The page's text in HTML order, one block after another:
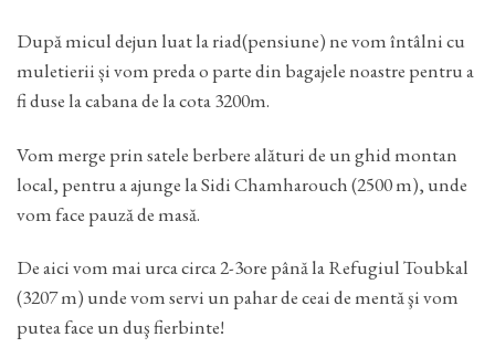
După micul dejun luat la riad(pensiune) ne vom întâlni cu
muletierii și vom preda o parte din bagajele noastre pentru a
fi duse la cabana de la cota 3200m.
Vom merge prin satele berbere alături de un ghid montan
local, pentru a ajunge la Sidi Chamharouch (2500 m), unde
vom face pauză de masă.
De aici vom mai urca circa 2-3ore până la Refugiul Toubkal
(3207 m) unde vom servi un pahar de ceai de mentă şi vom
putea face un duş fierbinte!